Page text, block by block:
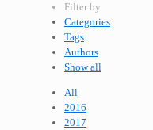
Filter by
Categories
Tags
Authors
Show all
All
2016
2017